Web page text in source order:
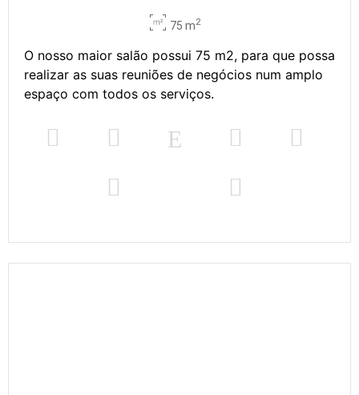
75 m2
O nosso maior salão possui 75 m2, para que possa
realizar as suas reuniões de negócios num amplo
espaço com todos os serviços.